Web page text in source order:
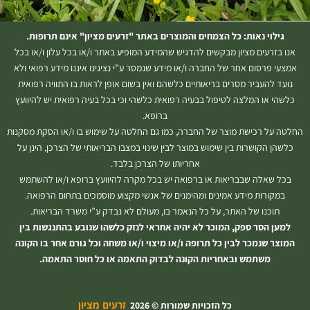
גילוי נאות: כל הצמחים והמוצרים באתר "זרעים מציון" אינם תרופות.
אנו בזרעים מציון מבקשים להדגיש שהמידע המופיע באתר ו/או בכל עלון ו/או בכל
אמצעי פרסום אחר של החברה ו/או מידע שנמסר ע”י נציגינו איננו מידע רפואי ולא
נועד להעביר מסרים בריאותיים כלשהם ואין בשום אופן לראות בו התוויה רפואית
כלשהי או המלצה לטיפול בבעיה רפואית כלשהי וכי בכל בעיה רפואית יש להיוועץ
ברופא.
החלטה על רכישת מוצר של החברה, כמו גם החלטה על שימוש בו ו/או הסקת מסקנות
כלשהן הקושרות בין שימוש במוצר לבין שינוי במצבו הבריאותי של הצרכן, הינן על
אחריותו של הצרכן בלבד.
בכל שאלה שבבריאות או ברפואה יש בכל מקרה להיוועץ ברופא ו/או להשתמש
במקורות מידע אמינים ומהימנים של אנשי מקצוע מוסמכים בתחום הרפואה.
תוכנו של האתר, על כל הנאמר בו, מעולם לא נבדק ע”י משרד הבריאות.
למען הסר ספק, המוכר לא יהיה אחראי לנזק כלשהו שנובע בהתנגשות בין
המוצר שנמכר לבין כל תרופה ו/או מיצוי ו/או משחה וכל גורם אחר בו הקונה
משתמש ובאחריות הקונה לבדוק התאמה או כל חוסר התאמה.
כל הזכויות שמורות © 2026 זרעים מציון